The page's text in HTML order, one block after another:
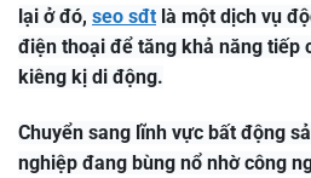
lại ở đó, seo sđt là một dịch vụ
điện thoại để tăng khả năng tiếp
kiêng kị di động.
Chuyển sang lĩnh vực bất động
nghiệp đang bùng nổ nhờ công